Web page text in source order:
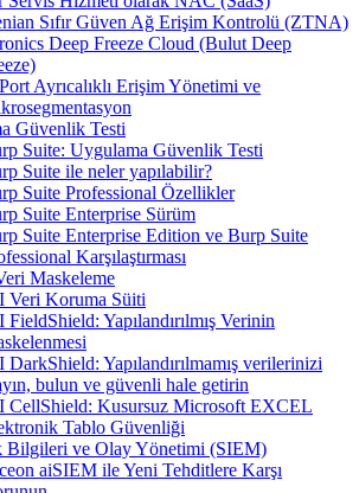
Sıfır Güven Ağ Erişim Kontrolü (ZTNA)
Deep Freeze Cloud (Bulut Deep
Ayrıcalıklı Erişim Yönetimi ve
Güvenlik Testi
Suite: Uygulama Güvenlik Testi
Suite ile neler yapılabilir?
Suite Professional Özellikler
Suite Enterprise Sürüm
Suite Enterprise Edition ve Burp Suite
Karşılaştırması
Maskeleme
Veri Koruma Süiti
FieldShield: Yapılandırılmış Verinin
DarkShield: Yapılandırılmamış verilerinizi
bulun ve güvenli hale getirin
CellShield: Kusursuz Microsoft EXCEL
Tablo Güvenliği
Bilgileri ve Olay Yönetimi (SIEM)
aiSIEM ile Yeni Tehditlere Karşı